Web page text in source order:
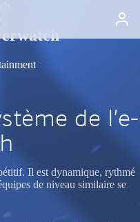
de l’e-
Il est dynamique, rythmé
de niveau similaire se